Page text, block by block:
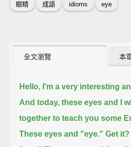
眼睛 成語 idioms eye
全文瀏覽 本
Hello, I'm a very interesting
And today, these eyes and I
together to teach you some
These eyes and "eye." Get it?